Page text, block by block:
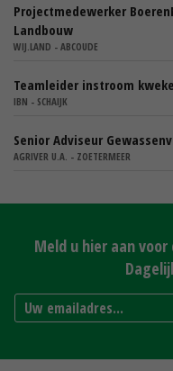
Projectmedewerker
Landbouw
WIJ.LAND - ABCOUDE
Teamleider instroom
IBN - SCHAIJK
Senior Adviseur
AGRIVER U.A. - ZOETERMEER
Meld u hier aan